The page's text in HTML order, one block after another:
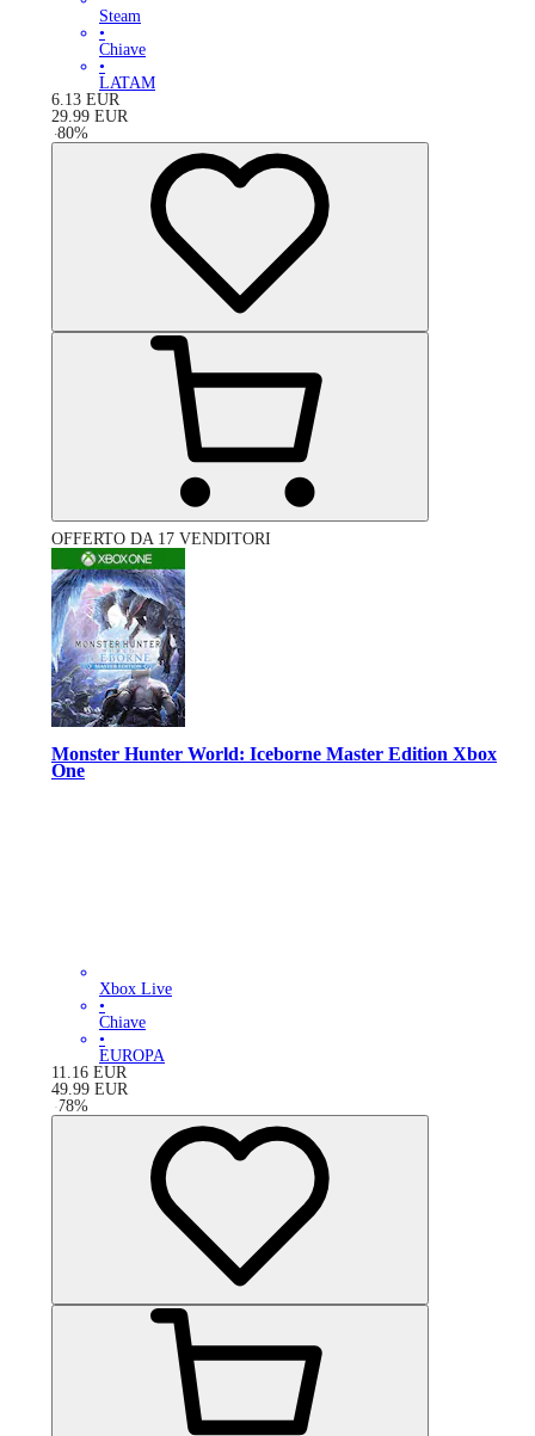
Steam
•
Chiave
•
LATAM
6.13 EUR
29.99 EUR
-80%
OFFERTO DA 17 VENDITORI
Monster Hunter World: Iceborne Master Edition Xbox
One
Xbox Live
•
Chiave
•
EUROPA
11.16 EUR
49.99 EUR
-78%